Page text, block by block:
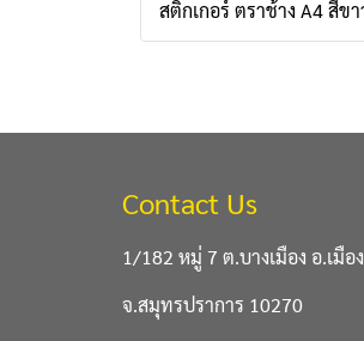
Contact Us
1/182 หมู่ 7 ต.บางเมือง อ.เมือง
จ.สมุทรปราการ 10270